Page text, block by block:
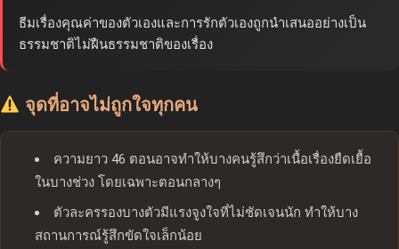
ธีมเรื่องคุณค่าของตัวเองและการรักตัวเองถูกนำเสนออย่างเป็น
ธรรมชาติไม่ฝืนธรรมชาติของเรื่อง
จุดที่อาจไม่ถูกใจทุกคน
ความยาว 46 ตอนอาจทำให้บางคนรู้สึกว่าเนื้อเรื่องยืดเยื้อ
ในบางช่วง โดยเฉพาะตอนกลางๆ
ตัวละครรองบางตัวมีแรงจูงใจที่ไม่ชัดเจนนัก ทำให้บาง
สถานการณ์รู้สึกขัดใจเล็กน้อย